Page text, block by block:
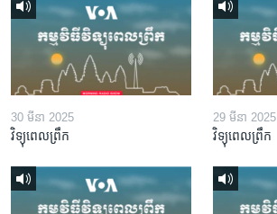
30 មីនា 2025
វិទ្យុពេលព្រឹក
29 មីនា 2025
វិទ្យុពេលព្រឹក